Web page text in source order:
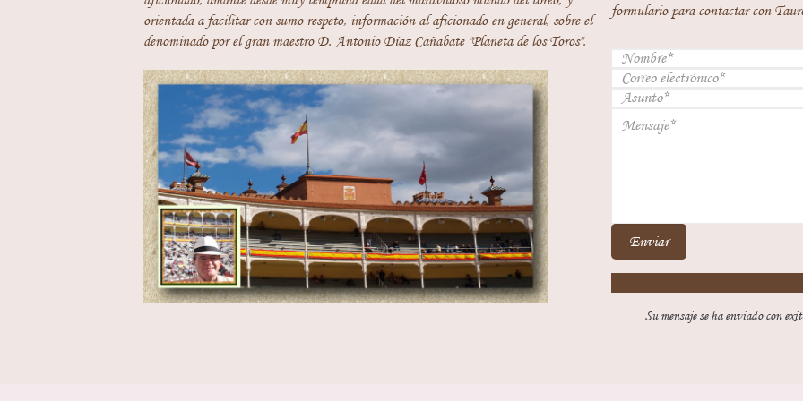
orientada a facilitar con sumo respeto, información al aficionado en general, sobre el
denominado por el gran maestro D. Antonio Díaz Cañabate "Planeta de los Toros".
formulario para contactar con
Enviar
Su mensaje se ha enviado con